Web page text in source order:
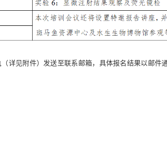
（详见附件）发送至联系邮箱，具体报名结果以邮件